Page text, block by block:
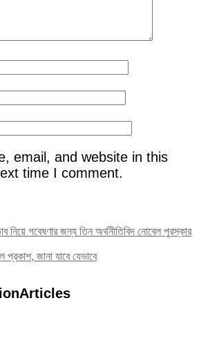
email, and website in this
time I comment.
নিয়ে গবেষণার জন্য তিন অর্থনীতিবিদ নোবেল পুরস্কার
জানা যাবে যেভাবে